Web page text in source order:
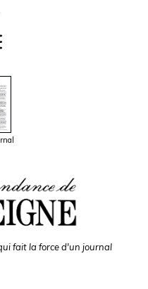
fait la force d'un journal